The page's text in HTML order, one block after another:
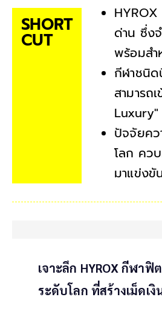
SHORT
CUT
ด่าน ซึ่ง
พร้อมส
กีฬาชนิด
สามารถ
ปัจจัยคว
โลก คว
มาแข่งขั
เจาะลึก HYROX กีฬา
ระดับโลก ที่สร้างเม็ดเ